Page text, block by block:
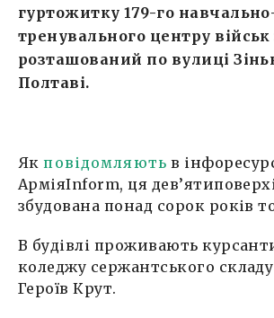
гуртожитку 179-го
тренувального центру військ
розташований по вулиці
Полтаві.
Якповідомляють в
АрміяInform, ця
збудована понад сорок років
В будівлі проживають
коледжу сержантського складу
Героїв Крут.